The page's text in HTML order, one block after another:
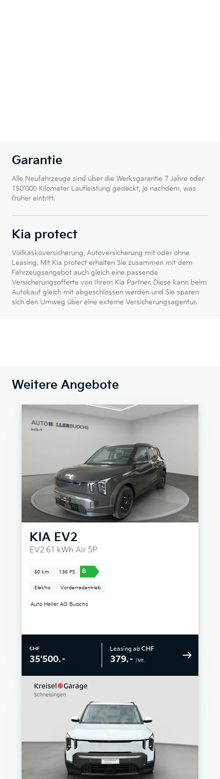
Garantie
Alle Neufahrzeuge sind über die Werksgarantie 7 Jahre oder
150’000 Kilometer Laufleistung gedeckt, je nachdem, was
früher eintritt.
Kia protect
Vollkaskoversicherung, Autoversicherung mit oder ohne
Leasing. Mit Kia protect erhalten Sie zusammen mit dem
Fahrzeugsangebot auch gleich eine passende
Versicherungsofferte von Ihrem Kia Partner. Diese kann beim
Autokauf gleich mit abgeschlossen werden und Sie sparen
sich den Umweg über eine externe Versicherungsagentur.
Weitere Angebote
KIA EV2
EV2 61 kWh Air 5P
50 km 136 PS B
Elektro Vorderradantrieb
Auto Heller AG Buochs
CHF
35'500.–
Leasing ab CHF
379.– /Mt.